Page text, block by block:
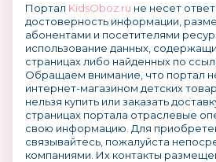
Портал KidsOboz.ru не несет
достоверность информации,
абонентами и посетителями
использование данных,
страницах либо найденных по
Обращаем внимание, что портал
интернет-магазином детских
нельзя купить или заказать
страницах портала отраслевые
свою информацию. Для
связывайтесь, пожалуйста
компаниями. Их контакты